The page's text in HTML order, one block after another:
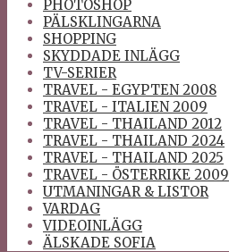
PHOTOSHOP
PÄLSKLINGARNA
SHOPPING
SKYDDADE INLÄGG
TV-SERIER
TRAVEL - EGYPTEN 2008
TRAVEL - ITALIEN 2009
TRAVEL - THAILAND 2012
TRAVEL - THAILAND 2024
TRAVEL - THAILAND 2025
TRAVEL - ÖSTERRIKE 2009
UTMANINGAR & LISTOR
VARDAG
VIDEOINLÄGG
ÄLSKADE SOFIA